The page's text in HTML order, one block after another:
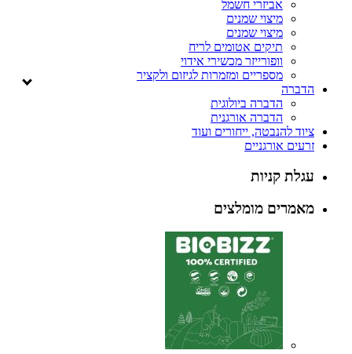
אביזרי חשמל
מיצוי שמנים
מיצוי שמנים
תיקים אטומים לריח
וופורייזר מכשירי אידוי
מספריים ומזמרות לגיזום ולקציר
הדברה
הדברה ביולוגית
הדברה אורגנית
ציוד להנבטה, ייחורים ועוד
זרעים אורגניים
עגלת קניות
מאמרים מומלצים